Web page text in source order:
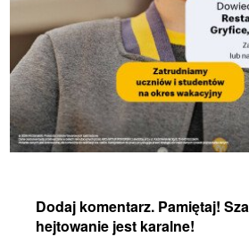
Dodaj komentarz. Pamiętaj!
hejtowanie jest karalne!